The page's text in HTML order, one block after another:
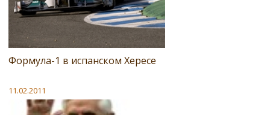
Формула-1 в испанском Хересе
11.02.2011